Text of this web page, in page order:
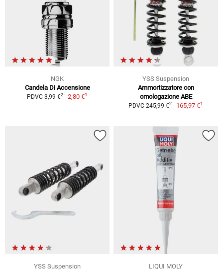
NGK
Candela Di Accensione
PDVC 3,99 €2 2,80 €1
YSS Suspension
Ammortizzatore con
omologazione ABE
PDVC 245,99 €2 165,97 €1
YSS Suspension
LIQUI MOLY